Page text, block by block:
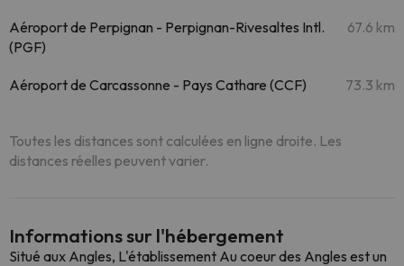
Aéroport de Perpignan - Perpignan-Rivesaltes Intl.
(PGF)
67.6 km
Aéroport de Carcassonne - Pays Cathare (CCF) 73.3 km
Toutes les distances sont calculées en ligne droite. Les
distances réelles peuvent varier.
Informations sur l'hébergement
Situé aux Angles, L'établissement Au coeur des Angles est un